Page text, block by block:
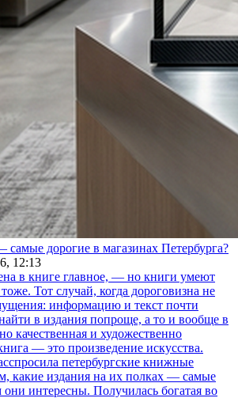
дорогие в магазинах Петербурга?
12:13
в книге главное, — но книги умеют
Тот случай, когда дороговизна не
информацию и текст почти
в издания попроще, а то и вообще в
качественная и художественно
— это произведение искусства.
петербургские книжные
какие издания на их полках — самые
они интересны. Получилась богатая во